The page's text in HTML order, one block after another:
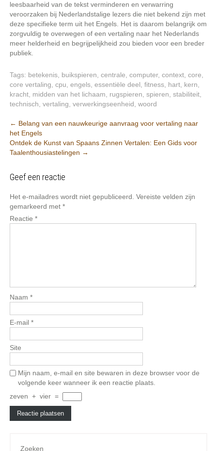
leesbaarheid van de tekst verminderen en verwarring
veroorzaken bij Nederlandstalige lezers die niet bekend zijn met
deze specifieke term uit het Engels. Het is daarom belangrijk om
zorgvuldig te overwegen of een vertaling naar het Nederlands
meer helderheid en begrijpelijkheid zou bieden voor een breder
publiek.
Tags: betekenis buikspieren centrale computer, context core
core vertaling cpu engels essentiële deel fitness hart kern
kracht midden van het lichaam rugspieren spieren stabiliteit
technisch vertaling verwerkingseenheid woord
Berichtnavigatie
← Belang van een nauwkeurige aanvraag voor vertaling naar
het Engels
Ontdek de Kunst van Spaans Zinnen Vertalen: Een Gids voor
Taalenthousiastelingen →
Geef een reactie
Het e-mailadres wordt niet gepubliceerd. Vereiste velden zijn
gemarkeerd met *
Reactie *
Naam *
E-mail *
Site
Mijn naam, e-mail en site bewaren in deze browser voor de
volgende keer wanneer ik een reactie plaats.
zeven + vier =
Zoeken